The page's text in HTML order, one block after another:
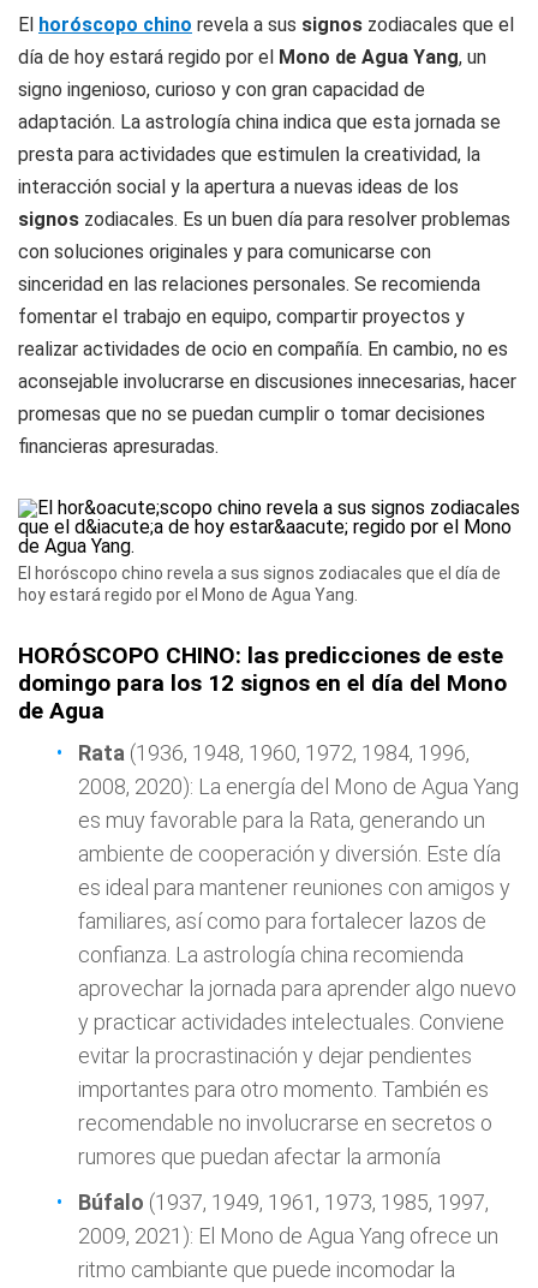
El horóscopo chino revela a sus signos zodiacales que el
día de hoy estará regido por el Mono de Agua Yang, un
signo ingenioso, curioso y con gran capacidad de
adaptación. La astrología china indica que esta jornada se
presta para actividades que estimulen la creatividad, la
interacción social y la apertura a nuevas ideas de los
signos zodiacales. Es un buen día para resolver problemas
con soluciones originales y para comunicarse con
sinceridad en las relaciones personales. Se recomienda
fomentar el trabajo en equipo, compartir proyectos y
realizar actividades de ocio en compañía. En cambio, no es
aconsejable involucrarse en discusiones innecesarias, hacer
promesas que no se puedan cumplir o tomar decisiones
financieras apresuradas.
El horóscopo chino revela a sus signos zodiacales que el día de
hoy estará regido por el Mono de Agua Yang.
HORÓSCOPO CHINO: las predicciones de este
domingo para los 12 signos en el día del Mono
de Agua
Rata (1936, 1948, 1960, 1972, 1984, 1996,
2008, 2020): La energía del Mono de Agua Yang
es muy favorable para la Rata, generando un
ambiente de cooperación y diversión. Este día
es ideal para mantener reuniones con amigos y
familiares, así como para fortalecer lazos de
confianza. La astrología china recomienda
aprovechar la jornada para aprender algo nuevo
y practicar actividades intelectuales. Conviene
evitar la procrastinación y dejar pendientes
importantes para otro momento. También es
recomendable no involucrarse en secretos o
rumores que puedan afectar la armonía
Búfalo (1937, 1949, 1961, 1973, 1985, 1997,
2009, 2021): El Mono de Agua Yang ofrece un
ritmo cambiante que puede incomodar la